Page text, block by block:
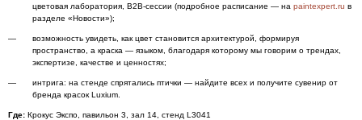
цветовая лаборатория, B2B-сессии (подробное расписание — на paintexpert.ru в
разделе «Новости»);
возможность увидеть, как цвет становится архитектурой, формируя
пространство, а краска — языком, благодаря которому мы говорим о трендах,
экспертизе, качестве и ценностях;
интрига: на стенде спрятались птички — найдите всех и получите сувенир от
бренда красок Luxium.
Где: Крокус Экспо, павильон 3, зал 14, стенд L3041